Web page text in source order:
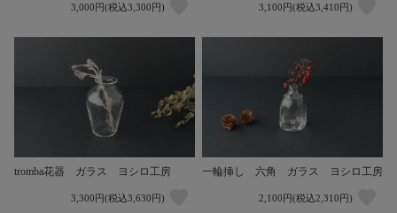
3,000円(税込3,300円) 3,100円(税込3,410円)
tromba花器 ガラス ヨシロ工房
3,300円(税込3,630円)
一輪挿し 六角 ガラス ヨシロ工房
2,100円(税込2,310円)